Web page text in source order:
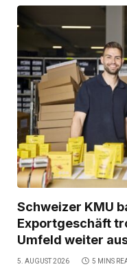
Schweizer KMU
Exportgeschäft
Umfeld weiter
5. AUGUST 2026 5 MINS